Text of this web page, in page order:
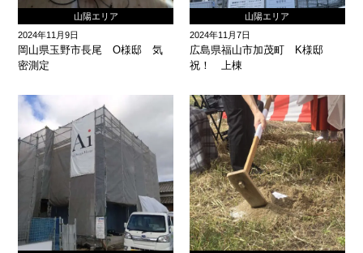
山陽エリア
2024年11月9日
岡山県玉野市長尾 O様邸 気
密測定
山陽エリア
2024年11月7日
広島県福山市加茂町 K様邸
祝！ 上棟